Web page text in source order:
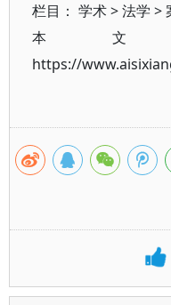
栏目： 学术>法学 >
本文
https://